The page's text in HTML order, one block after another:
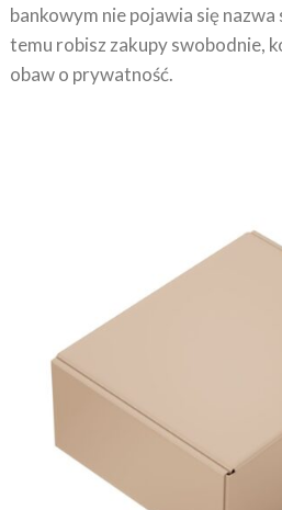
temu robisz zakupy swobodnie,
obaw o prywatność.